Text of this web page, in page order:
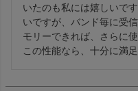
いたのも私には嬉しいで
いですが、バンド毎に受
モリーできれば、さらに
この性能なら、十分に満